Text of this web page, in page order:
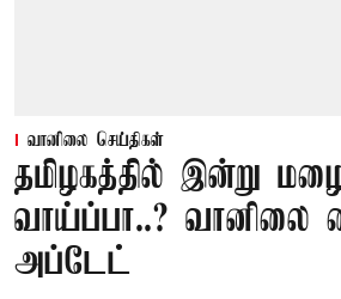
வானிலை செய்திகள்
தமிழகத்தில் இன்று
வாய்ப்பா..? வானிலை
அப்டேட்